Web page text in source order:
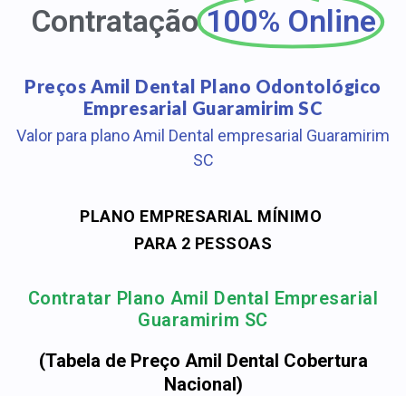
Contratação 100% Online
Preços Amil Dental Plano Odontológico
Empresarial Guaramirim SC
Valor para plano Amil Dental empresarial Guaramirim
SC
PLANO EMPRESARIAL MÍNIMO
PARA 2 PESSOAS
Contratar Plano Amil Dental Empresarial
Guaramirim SC
(Tabela de Preço Amil Dental Cobertura
Nacional)